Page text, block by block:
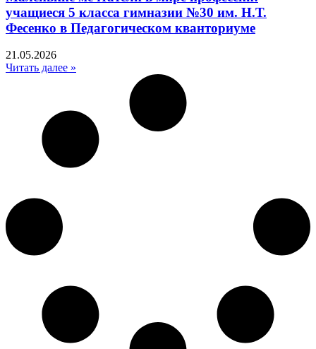
учащиеся 5 класса гимназии №30 им. Н.Т.
Фесенко в Педагогическом кванториуме
21.05.2026
Читать далее »